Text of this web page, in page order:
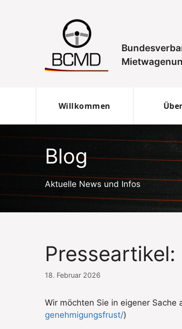
Willkommen
Blog
Aktuelle News und Infos
18. Februar 2026
Wir möchten Sie in eigener
genehmigungsfrust/)